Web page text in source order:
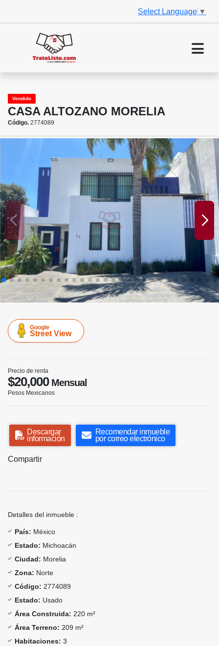
Select Language ▼
Vendido
CASA ALTOZANO MORELIA
Código. 2774089
Google
Street View
Precio de renta
$20,000Mensual
Pesos Mexicanos
Descargar
información
Recomendar inmueble
por correo electrónico
Compartir
Detalles del inmueble :
País: México
Estado: Michoacán
Ciudad: Morelia
Zona: Norte
Código: 2774089
Estado: Usado
Área Construida: 220 m²
Área Terreno: 209 m²
Habitaciones: 3